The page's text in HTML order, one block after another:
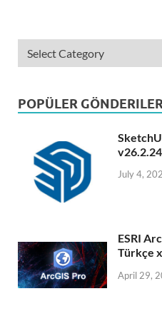
POPÜLER GÖNDERILER
July 4,
ESRI
Türkçe
April 29,